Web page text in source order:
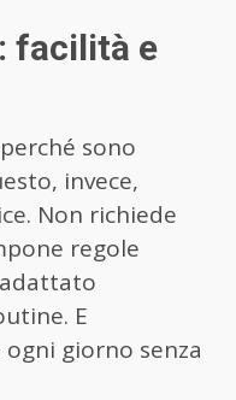
facilità e
sono
invece,
Non richiede
regole
E
giorno senza